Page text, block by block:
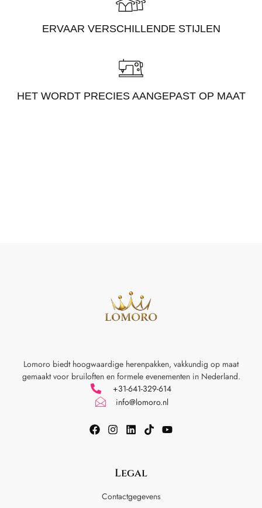
ERVAAR VERSCHILLENDE STIJLEN
HET WORDT PRECIES AANGEPAST OP MAAT
Lomoro biedt hoogwaardige herenpakken, vakkundig op maat
gemaakt voor bruiloften en formele evenementen in Nederland.
+31-641-329-614
info@lomoro.nl
Legal
Contactgegevens